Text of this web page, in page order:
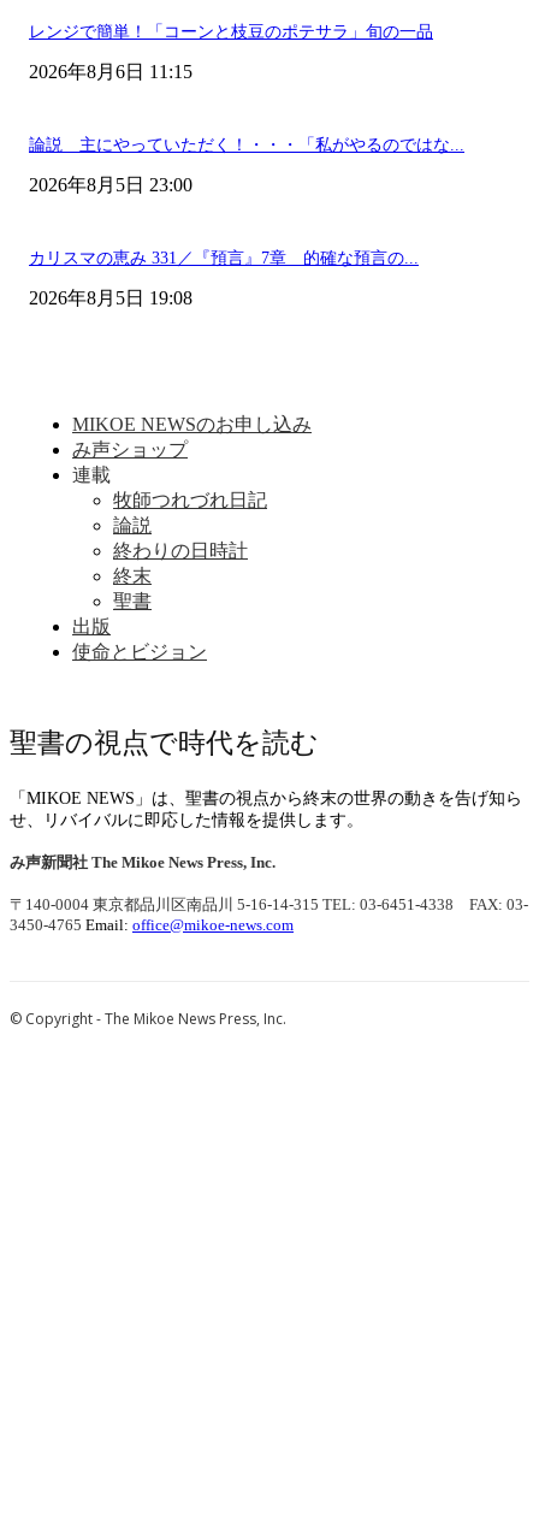
レンジで簡単！「コーンと枝豆のポテサラ」旬の一品
2026年8月6日 11:15
論説 主にやっていただく！・・・「私がやるのではな...
2026年8月5日 23:00
カリスマの恵み 331／『預言』7章 的確な預言の...
2026年8月5日 19:08
MIKOE NEWSのお申し込み
み声ショップ
連載
牧師つれづれ日記
論説
終わりの日時計
終末
聖書
出版
使命とビジョン
聖書の視点で時代を読む
「MIKOE NEWS」は、聖書の視点から終末の世界の動きを告げ知ら
せ、リバイバルに即応した情報を提供します。
み声新聞社 The Mikoe News Press, Inc.
〒140-0004 東京都品川区南品川 5-16-14-315 TEL: 03-6451-4338 FAX: 03-
3450-4765 Email: office@mikoe-news.com
© Copyright - The Mikoe News Press, Inc.